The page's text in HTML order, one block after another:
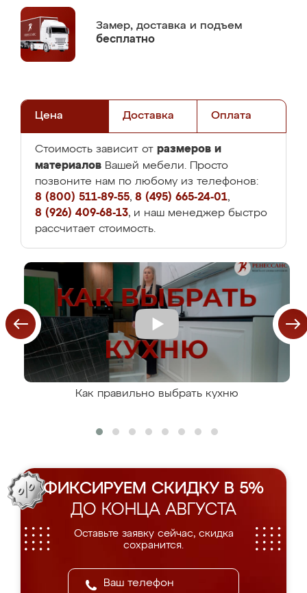
Замер, доставка и подъем
бесплатно
Цена Доставка Оплата
Стоимость зависит от размеров и
материалов Вашей мебели. Просто
позвоните нам по любому из телефонов:
8 (800) 511-89-55, 8 (495) 665-24-01,
8 (926) 409-68-13, и наш менеджер быстро
рассчитает стоимость.
Как правильно выбрать кухню
ФИКСИРУЕМ СКИДКУ В 5%
ДО КОНЦА АВГУСТА
Оставьте заявку сейчас, скидка
сохранится.